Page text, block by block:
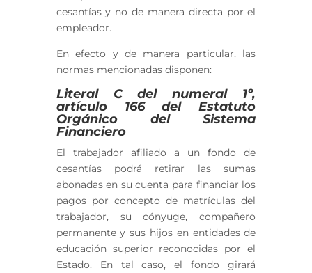
cesantías y no de manera directa por el
empleador.
En efecto y de manera particular, las
normas mencionadas disponen:
Literal C del numeral 1º,
artículo 166 del Estatuto
Orgánico del Sistema
Financiero
El trabajador afiliado a un fondo de
cesantías podrá retirar las sumas
abonadas en su cuenta para financiar los
pagos por concepto de matrículas del
trabajador, su cónyuge, compañero
permanente y sus hijos en entidades de
educación superior reconocidas por el
Estado. En tal caso, el fondo girará